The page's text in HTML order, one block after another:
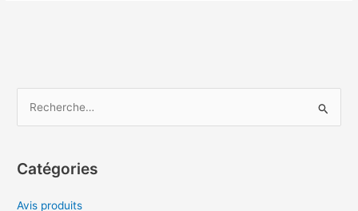
revêtement
offre
la
?
h
r
Catégories
Avis produits